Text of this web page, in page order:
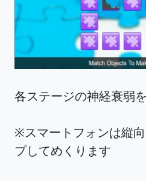
各ステージの神経衰弱
※スマートフォンは縦
プしてめくります